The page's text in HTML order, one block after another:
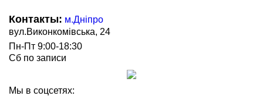
Контакты: м.Дніпро
вул.Виконкомівська, 24
Пн-Пт 9:00-18:30
Сб по записи
Мы в соцсетях: